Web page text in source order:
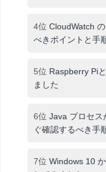
4位 CloudWatch
べきポイントと手
5位 Raspberry Pi
ました
6位 Java プロセス
ぐ確認するべき手
7位 Windows 10